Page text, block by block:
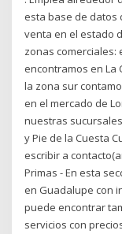
esta base de datos
venta en el estado
zonas comerciales:
encontramos en La
la zona sur
en el mercado de
nuestras
y Pie de la Cuesta
escribir a
Primas - En esta
en Guadalupe con
puede encontrar
servicios con